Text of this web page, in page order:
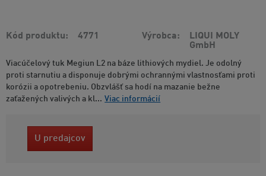
Kód produktu 4771 Výrobca
LIQUI MOLY
GmbH
Viacúčelový tuk Megiun L2 na báze lithiových mydiel. Je odolný
proti starnutiu a disponuje dobrými ochrannými vlastnosťami proti
korózii a opotrebeniu. Obzvlášť sa hodí na mazanie bežne
zaťažených valivých a kl... Viac informácií
U predajcov